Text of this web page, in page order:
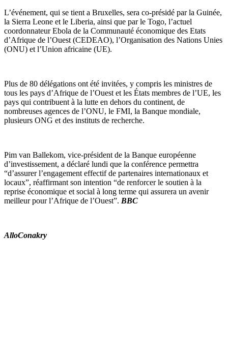
L’événement, qui se tient a Bruxelles, sera co-présidé par la Guinée,
la Sierra Leone et le Liberia, ainsi que par le Togo, l’actuel
coordonnateur Ebola de la Communauté économique des Etats
d’Afrique de l’Ouest (CEDEAO), l’Organisation des Nations Unies
(ONU) et l’Union africaine (UE).
Plus de 80 délégations ont été invitées, y compris les ministres de
tous les pays d’Afrique de l’Ouest et les États membres de l’UE, les
pays qui contribuent à la lutte en dehors du continent, de
nombreuses agences de l’ONU, le FMI, la Banque mondiale,
plusieurs ONG et des instituts de recherche.
Pim van Ballekom, vice-président de la Banque européenne
d’investissement, a déclaré lundi que la conférence permettra
“d’assurer l’engagement effectif de partenaires internationaux et
locaux”, réaffirmant son intention “de renforcer le soutien à la
reprise économique et social à long terme qui assurera un avenir
meilleur pour l’Afrique de l’Ouest”. BBC
AlloConakry